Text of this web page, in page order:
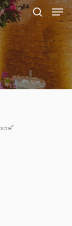
search
Menu
Close
Filters
Menu